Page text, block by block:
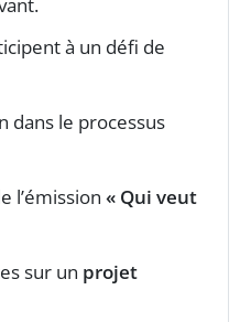
à un défi de
dans le processus
l’émission « Qui veut
sur un projet